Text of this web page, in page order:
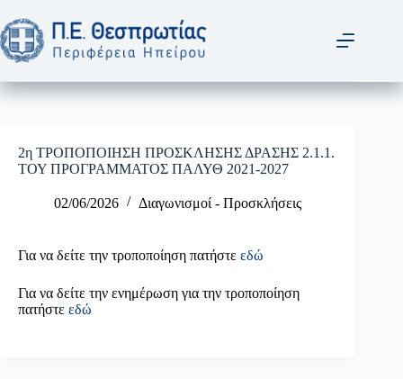
στο
περιεχόμενο
2η ΤΡΟΠΟΠΟΙΗΣΗ ΠΡΟΣΚΛΗΣΗΣ ΔΡΑΣΗΣ 2.1.1.
ΤΟΥ ΠΡΟΓΡΑΜΜΑΤΟΣ ΠΑΛΥΘ 2021-2027
02/06/2026 Διαγωνισμοί - Προσκλήσεις
Για να δείτε την τροποποίηση πατήστε εδώ
Για να δείτε την ενημέρωση για την τροποποίηση
πατήστε εδώ